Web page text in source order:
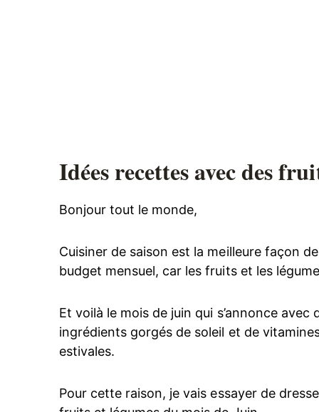
Idées recettes avec des
Bonjour tout le monde,
Cuisiner de saison est la meilleure façon
budget mensuel, car les fruits et les
Et voilà le mois de juin qui s’annonce
ingrédients gorgés de soleil et de
estivales.
Pour cette raison, je vais essayer de